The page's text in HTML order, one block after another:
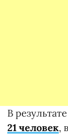
В
21 человек,